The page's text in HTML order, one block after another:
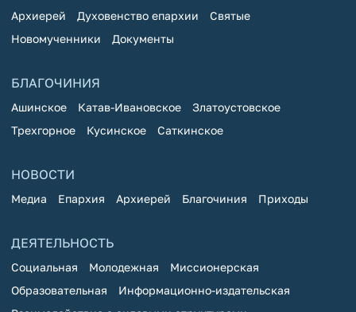
Архиерей Духовенство епархии
Святые
Новомученники
Документы
БЛАГОЧИНИЯ
Ашинское Катав-Ивановское
Златоустовское
Трехгорное
Кусинское Саткинское
НОВОСТИ
Медиа Епархия Архиерей Благочиния Приходы
ДЕЯТЕЛЬНОСТЬ
Социальная Молодежная
Миссионерская
Образовательная
Информационно-издательская